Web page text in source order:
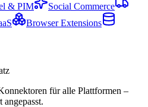
& PIM
Social Commerce
Browser Extensions
für alle Plattformen –